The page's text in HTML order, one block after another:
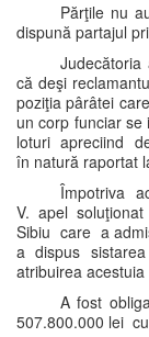
Părţile nu
dispună partajul
că deşi
poziţia pârâtei
un corp funciar
loturi apreciind
în natură raportat
Împotriva
V. apel
Sibiu care a
a dispus
atribuirea
A fost
507.800.000 lei